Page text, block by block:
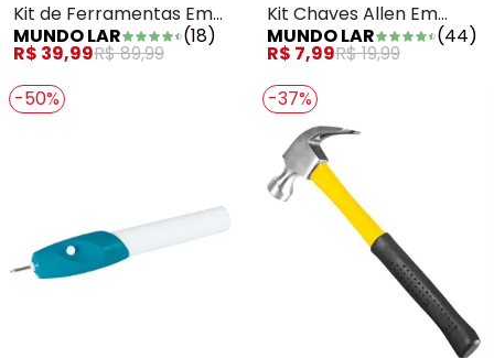
Kit de Ferramentas Em
Metal 41 Peças
MUNDO LAR (18)
R$ 39,99R$ 89,99
Kit Chaves Allen Em
Metal 10 Peças
MUNDO LAR (44)
R$ 7,99R$ 19,99
-50%
-37%